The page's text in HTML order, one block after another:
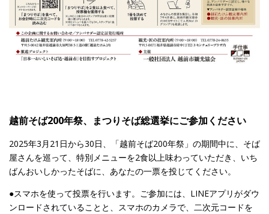
越前そば200年祭、まつりそば総選挙にご参加ください
2025年3月21日から30日、「越前そば200年祭」の期間中に、そば
屋さんを巡って、特別メニューを2食以上味わっていただき、いち
ばんおいしかったそばに、あなたの一票を投じてください。
●スマホを使って投票を行います。ご参加には、LINEアプリがダウ
ンロードされていることと、スマホのカメラで、二次元コードを